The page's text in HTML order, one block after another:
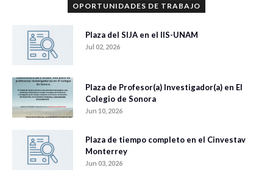
OPORTUNIDADES DE TRABAJO
Plaza del SIJA en el IIS-UNAM
Jul 02, 2026
Plaza de Profesor(a) Investigador(a) en El
Colegio de Sonora
Jun 10, 2026
Plaza de tiempo completo en el Cinvestav
Monterrey
Jun 03, 2026